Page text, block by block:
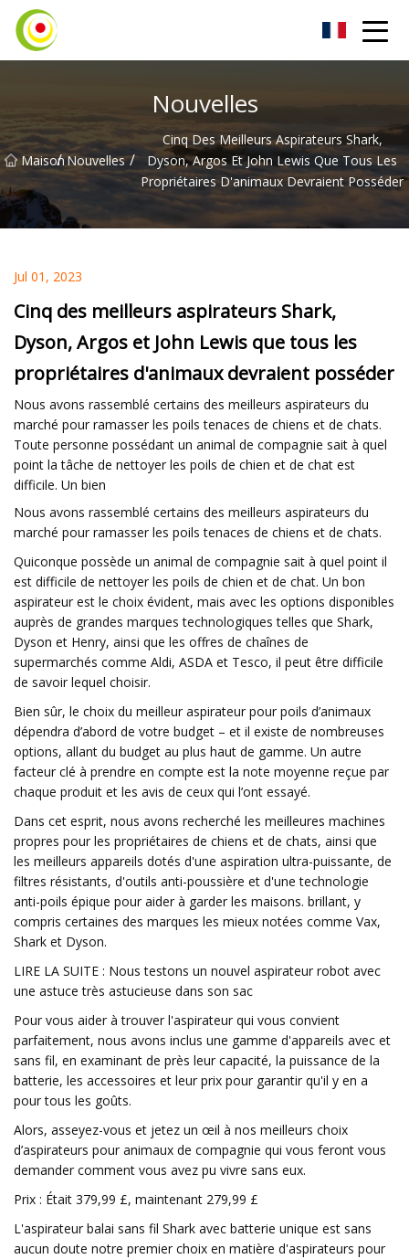
Nouvelles
Maison
/ Nouvelles /
Cinq Des Meilleurs Aspirateurs Shark,
Dyson, Argos Et John Lewis Que Tous Les
Propriétaires D'animaux Devraient Posséder
Jul 01, 2023
Cinq des meilleurs aspirateurs Shark,
Dyson, Argos et John Lewis que tous les
propriétaires d'animaux devraient posséder
Nous avons rassemblé certains des meilleurs aspirateurs du
marché pour ramasser les poils tenaces de chiens et de chats.
Toute personne possédant un animal de compagnie sait à quel
point la tâche de nettoyer les poils de chien et de chat est
difficile. Un bien
Nous avons rassemblé certains des meilleurs aspirateurs du
marché pour ramasser les poils tenaces de chiens et de chats.
Quiconque possède un animal de compagnie sait à quel point il
est difficile de nettoyer les poils de chien et de chat. Un bon
aspirateur est le choix évident, mais avec les options disponibles
auprès de grandes marques technologiques telles que Shark,
Dyson et Henry, ainsi que les offres de chaînes de
supermarchés comme Aldi, ASDA et Tesco, il peut être difficile
de savoir lequel choisir.
Bien sûr, le choix du meilleur aspirateur pour poils d’animaux
dépendra d’abord de votre budget – et il existe de nombreuses
options, allant du budget au plus haut de gamme. Un autre
facteur clé à prendre en compte est la note moyenne reçue par
chaque produit et les avis de ceux qui l’ont essayé.
Dans cet esprit, nous avons recherché les meilleures machines
propres pour les propriétaires de chiens et de chats, ainsi que
les meilleurs appareils dotés d'une aspiration ultra-puissante, de
filtres résistants, d'outils anti-poussière et d'une technologie
anti-poils épique pour aider à garder les maisons. brillant, y
compris certaines des marques les mieux notées comme Vax,
Shark et Dyson.
LIRE LA SUITE : Nous testons un nouvel aspirateur robot avec
une astuce très astucieuse dans son sac
Pour vous aider à trouver l'aspirateur qui vous convient
parfaitement, nous avons inclus une gamme d'appareils avec et
sans fil, en examinant de près leur capacité, la puissance de la
batterie, les accessoires et leur prix pour garantir qu'il y en a
pour tous les goûts.
Alors, asseyez-vous et jetez un œil à nos meilleurs choix
d’aspirateurs pour animaux de compagnie qui vous feront vous
demander comment vous avez pu vivre sans eux.
Prix ​​: Était 379,99 £, maintenant 279,99 £
L'aspirateur balai sans fil Shark avec batterie unique est sans
aucun doute notre premier choix en matière d'aspirateurs pour